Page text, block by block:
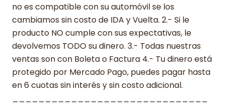
no es compatible con su automóvil se los
cambiamos sin costo de IDA y Vuelta. 2.- Si le
producto NO cumple con sus expectativas, le
devolvemos TODO su dinero. 3.- Todas nuestras
ventas son con Boleta o Factura 4.- Tu dinero está
protegido por Mercado Pago, puedes pagar hasta
en 6 cuotas sin interés y sin costo adicional.